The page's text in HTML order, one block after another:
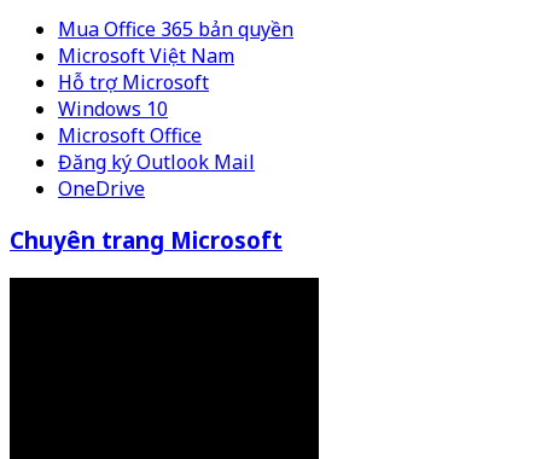
Mua Office 365 bản quyền
Microsoft Việt Nam
Hỗ trợ Microsoft
Windows 10
Microsoft Office
Đăng ký Outlook Mail
OneDrive
Chuyên trang Microsoft